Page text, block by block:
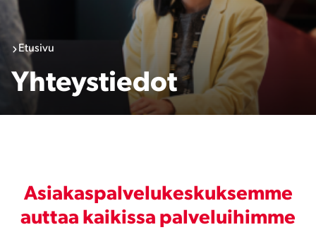
Etusivu
Yhteystiedot
Asiakaspalvelukeskuksemme
auttaa kaikissa palveluihimme